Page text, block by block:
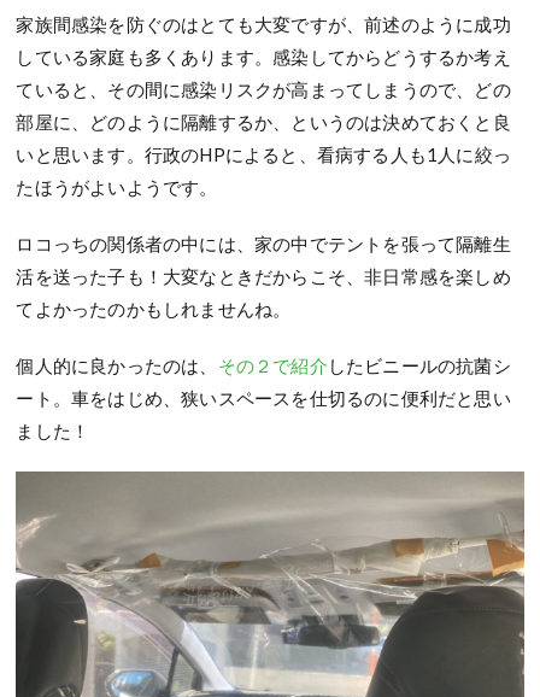
家族間感染を防ぐのはとても大変ですが、前述のように成功
している家庭も多くあります。感染してからどうするか考え
ていると、その間に感染リスクが高まってしまうので、どの
部屋に、どのように隔離するか、というのは決めておくと良
いと思います。行政のHPによると、看病する人も1人に絞っ
たほうがよいようです。
ロコっちの関係者の中には、家の中でテントを張って隔離生
活を送った子も！大変なときだからこそ、非日常感を楽しめ
てよかったのかもしれませんね。
個人的に良かったのは、 その２で紹介 したビニールの抗菌シ
ート。車をはじめ、狭いスペースを仕切るのに便利だと思い
ました！